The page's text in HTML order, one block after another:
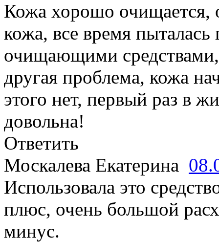
Кожа хорошо очищается,
кожа, все время пыталась
очищающими средствами,
другая проблема, кожа
этого нет, первый раз в
довольна!
Ответить
Москалева Екатерина
Использовала это
плюс, очень большой
минус.